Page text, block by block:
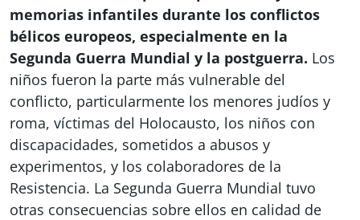
memorias infantiles durante los conflictos
bélicos europeos, especialmente en la
Segunda Guerra Mundial y la postguerra. Los
niños fueron la parte más vulnerable del
conflicto, particularmente los menores judíos y
roma, víctimas del Holocausto, los niños con
discapacidades, sometidos a abusos y
experimentos, y los colaboradores de la
Resistencia. La Segunda Guerra Mundial tuvo
otras consecuencias sobre ellos en calidad de